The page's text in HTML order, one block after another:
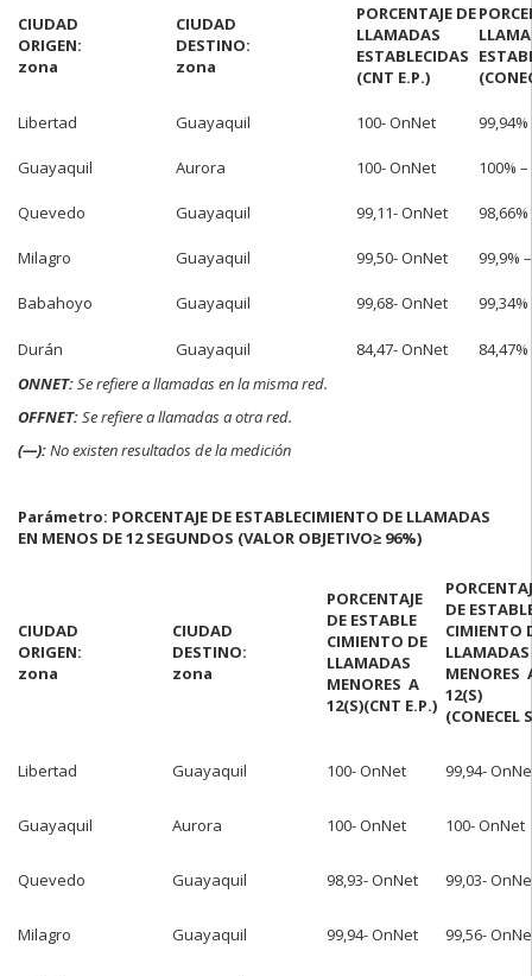
CIUDAD
ORIGEN:
zona
CIUDAD
DESTINO:
zona
PORCENTAJE DE
LLAMADAS
ESTABLECIDAS
(CNT E.P.)
Libertad Guayaquil 100- OnNet
Guayaquil Aurora 100- OnNet 100%
Quevedo Guayaquil 99,11- OnNet
Milagro Guayaquil 99,50- OnNet 99,9%
Babahoyo Guayaquil 99,68- OnNet
Durán Guayaquil 84,47- OnNet
ONNET:Se refiere a llamadas en la misma red.
OFFNET:Se refiere a llamadas a otra red.
(—):No existen resultados de la medición
Parámetro: PORCENTAJE DE ESTABLECIMIENTO DE LLAMADAS
EN MENOS DE 12 SEGUNDOS (VALOR OBJETIVO≥ 96%)
CIUDAD
ORIGEN:
zona
CIUDAD
DESTINO:
zona
PORCENTAJE
DE ESTABLE
CIMIENTO DE
LLAMADAS
MENORES A
12(S)(CNT E.P.)
DE
CIMIENTO
LLAMADAS
MENORES
12(S)
(CONECEL
Libertad Guayaquil 100- OnNet 99,94-
Guayaquil Aurora 100- OnNet 100- OnNet
Quevedo Guayaquil 98,93- OnNet 99,03-
Milagro Guayaquil 99,94- OnNet 99,56-